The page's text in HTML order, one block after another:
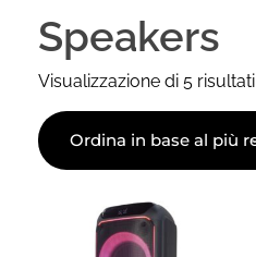
Speakers
Visualizzazione di 5 risultati